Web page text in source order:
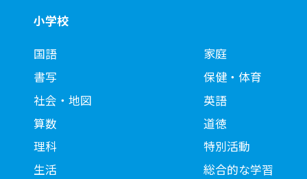
小学校
国語
書写
社会・地図
算数
理科
生活
家庭
保健・体育
英語
道徳
特別活動
総合的な学習